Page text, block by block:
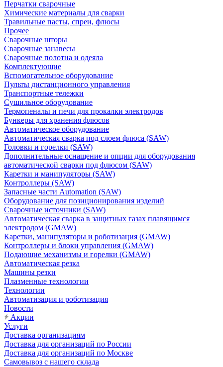
Перчатки сварочные
Химические материалы для сварки
Травильные пасты, спреи, флюсы
Прочее
Сварочные шторы
Сварочные занавесы
Сварочные полотна и одеяла
Комплектующие
Вспомогательное оборудование
Пульты дистанционного управления
Транспортные тележки
Сушильное оборудование
Термопеналы и печи для прокалки электродов
Бункеры для хранения флюсов
Автоматическое оборудование
Автоматическая сварка под слоем флюса (SAW)
Головки и горелки (SAW)
Дополнительные оснащение и опции для оборудования
автоматической сварки под флюсом (SAW)
Каретки и манипуляторы (SAW)
Контроллеры (SAW)
Запасные части Automation (SAW)
Оборудование для позиционирования изделий
Сварочные источники (SAW)
Автоматическая сварка в защитных газах плавящимся
электродом (GMAW)
Каретки, манипуляторы и роботизация (GMAW)
Контроллеры и блоки управления (GMAW)
Подающие механизмы и горелки (GMAW)
Автоматическая резка
Машины резки
Плазменные технологии
Технологии
Автоматизация и роботизация
Новости
Акции
Услуги
Доставка организациям
Доставка для организаций по России
Доставка для организаций по Москве
Самовывоз с нашего склада